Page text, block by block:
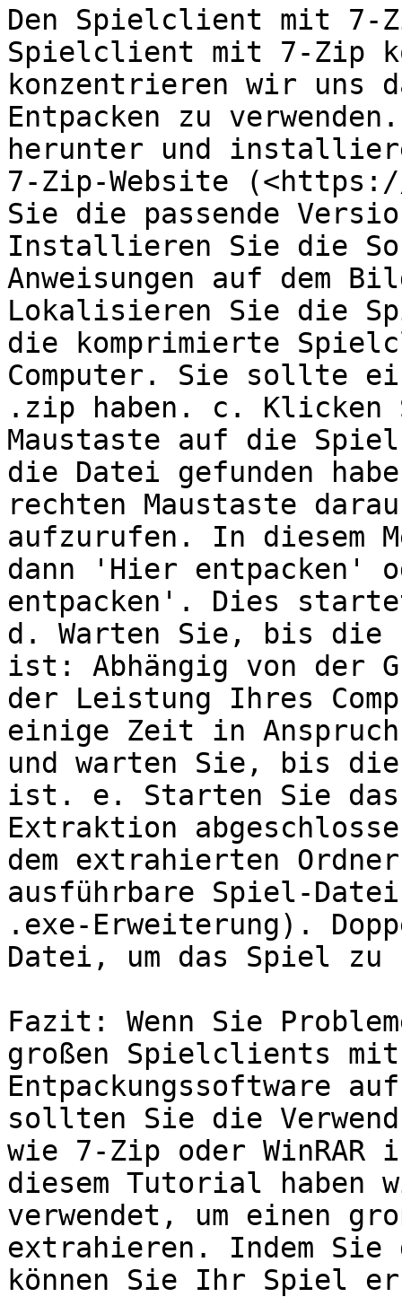
Den Spielclient mit 7-
Spielclient mit 7-Zip
konzentrieren wir uns
Entpacken zu
herunter und
7-Zip-Website
Sie die passende
Installieren Sie die
Anweisungen auf dem
Lokalisieren Sie die
die komprimierte
Computer. Sie sollte
.zip haben. c. Klicken
Maustaste auf die
die Datei gefunden
rechten Maustaste
aufzurufen. In diesem
dann 'Hier entpacken'
entpacken'. Dies
d. Warten Sie, bis die
ist: Abhängig von der
der Leistung Ihres
einige Zeit in Anspruch
und warten Sie, bis
ist. e. Starten Sie
Extraktion
dem extrahierten
ausführbare Spiel-
.exe-Erweiterung).
Datei, um das Spiel
Fazit: Wenn Sie
großen Spielclients mit
Entpackungssoftware
sollten Sie die
wie 7-Zip oder
diesem Tutorial haben
verwendet, um einen
extrahieren. Indem
können Sie Ihr Spiel